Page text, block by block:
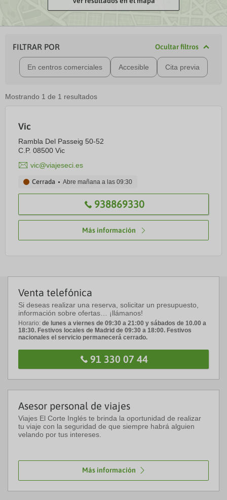
FILTRAR POR Ocultar filtros
En centros comerciales Accesible Cita previa
Mostrando 1 de 1 resultados
Vic
Rambla Del Passeig 50-52
C.P. 08500 Vic
vic@viajeseci.es
938869330
Cerrada Abre mañana a las 09:30
Más información
Venta telefónica
Si deseas realizar una reserva, solicitar un presupuesto,
información sobre ofertas… ¡llámanos!
Horario: de lunes a viernes de 09:30 a 21:00 y sábados de 10.00 a
18:30. Festivos locales de Madrid de 09:30 a 18:00. Festivos
nacionales el servicio permanecerá cerrado.
91 330 07 44
Asesor personal de viajes
Viajes El Corte Inglés te brinda la oportunidad de realizar
tu viaje con la seguridad de que siempre habrá alguien
velando por tus intereses.
Más información